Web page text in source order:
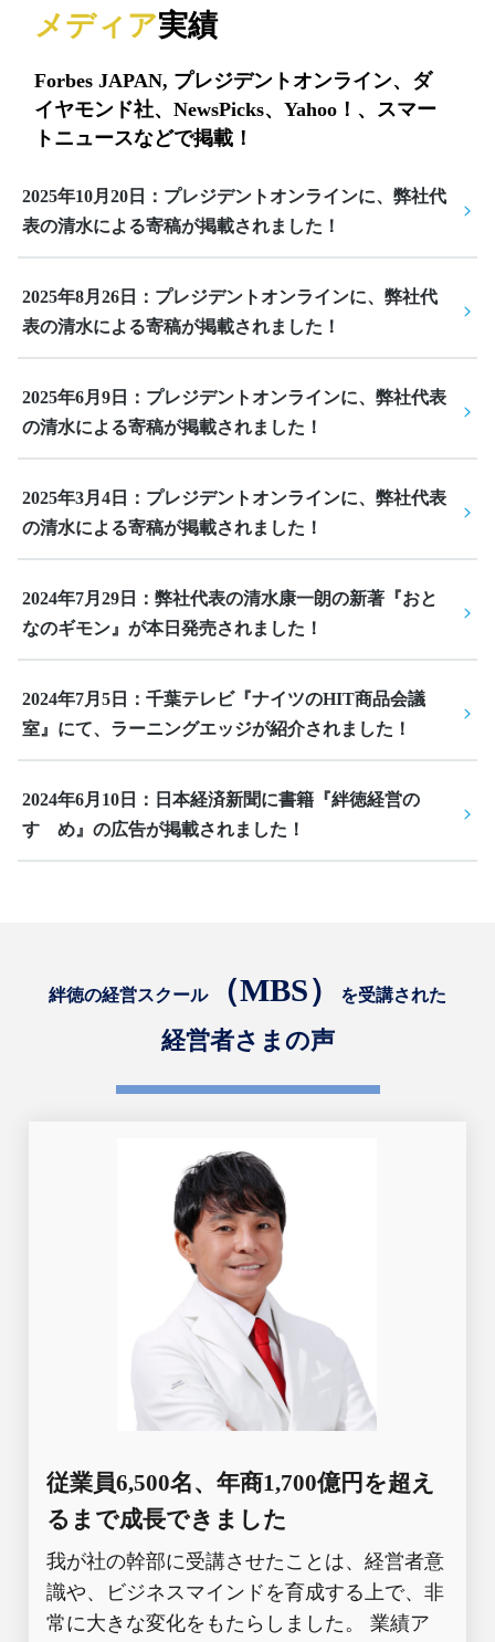
メディア実績
Forbes JAPAN, プレジデントオンライン、ダ
イヤモンド社、NewsPicks、Yahoo！、スマー
トニュースなどで掲載！
2025年10月20日：プレジデントオンラインに、弊社代
表の清水による寄稿が掲載されました！
2025年8月26日：プレジデントオンラインに、弊社代
表の清水による寄稿が掲載されました！
2025年6月9日：プレジデントオンラインに、弊社代表
の清水による寄稿が掲載されました！
2025年3月4日：プレジデントオンラインに、弊社代表
の清水による寄稿が掲載されました！
2024年7月29日：弊社代表の清水康一朗の新著『おと
なのギモン』が本日発売されました！
2024年7月5日：千葉テレビ『ナイツのHIT商品会議
室』にて、ラーニングエッジが紹介されました！
2024年6月10日：日本経済新聞に書籍『絆徳経営の
すゝめ』の広告が掲載されました！
絆徳の経営スクール（MBS） を受講された
経営者さまの声
従業員6,500名、年商1,700億円を超え
るまで成長できました
我が社の幹部に受講させたことは、経営者意
識や、ビジネスマインドを育成する上で、非
常に大きな変化をもたらしました。 業績ア